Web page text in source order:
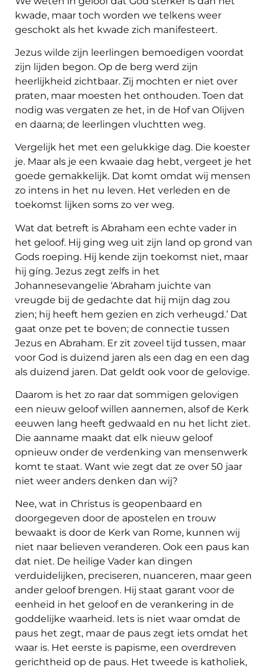
kwade, maar toch worden we telkens weer
geschokt als het kwade zich manifesteert.
Jezus wilde zijn leerlingen bemoedigen voordat
zijn lijden begon. Op de berg werd zijn
heerlijkheid zichtbaar. Zij mochten er niet over
praten, maar moesten het onthouden. Toen dat
nodig was vergaten ze het, in de Hof van Olijven
en daarna; de leerlingen vluchtten weg.
Vergelijk het met een gelukkige dag. Die koester
je. Maar als je een kwaaie dag hebt, vergeet je het
goede gemakkelijk. Dat komt omdat wij mensen
zo intens in het nu leven. Het verleden en de
toekomst lijken soms zo ver weg.
Wat dat betreft is Abraham een echte vader in
het geloof. Hij ging weg uit zijn land op grond van
Gods roeping. Hij kende zijn toekomst niet, maar
hij gíng. Jezus zegt zelfs in het
Johannesevangelie ‘Abraham juichte van
vreugde bij de gedachte dat hij mijn dag zou
zien; hij heeft hem gezien en zich verheugd.’ Dat
gaat onze pet te boven; de connectie tussen
Jezus en Abraham. Er zit zoveel tijd tussen, maar
voor God is duizend jaren als een dag en een dag
als duizend jaren. Dat geldt ook voor de gelovige.
Daarom is het zo raar dat sommigen gelovigen
een nieuw geloof willen aannemen, alsof de Kerk
eeuwen lang heeft gedwaald en nu het licht ziet.
Die aanname maakt dat elk nieuw geloof
opnieuw onder de verdenking van mensenwerk
komt te staat. Want wie zegt dat ze over 50 jaar
niet weer anders denken dan wij?
Nee, wat in Christus is geopenbaard en
doorgegeven door de apostelen en trouw
bewaakt is door de Kerk van Rome, kunnen wij
niet naar believen veranderen. Ook een paus kan
dat niet. De heilige Vader kan dingen
verduidelijken, preciseren, nuanceren, maar geen
ander geloof brengen. Hij staat garant voor de
eenheid in het geloof en de verankering in de
goddelijke waarheid. Iets is niet waar omdat de
paus het zegt, maar de paus zegt iets omdat het
waar is. Het eerste is papisme, een overdreven
gerichtheid op de paus. Het tweede is katholiek,